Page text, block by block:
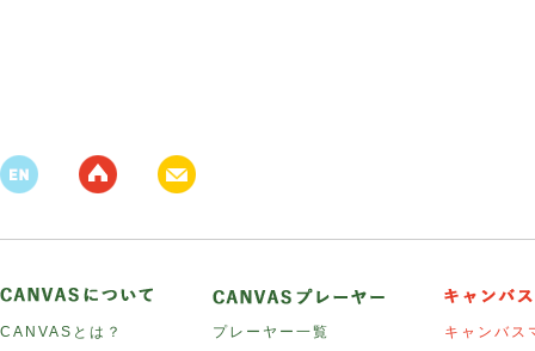
CANVASとは？
プレーヤー一覧
キャンバス